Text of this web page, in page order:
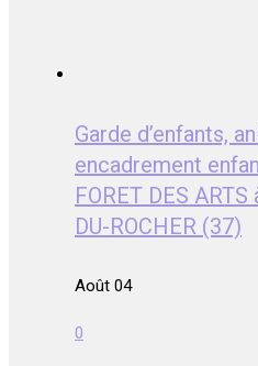
Garde d’enfants,
encadrement
FORET DES
DU-ROCHER (37)
Août 04
0